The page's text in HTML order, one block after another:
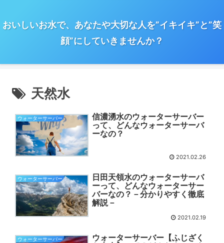
おいしいお水で、あなたや大切な人を”イキイキ”と”笑
顔”にしていきませんか？
天然水
ウォーターサーバー
信濃湧水のウォーターサーバー
って、どんなウォーターサーバ
ーなの？
2021.02.26
ウォーターサーバー
日田天領水のウォーターサーバ
ーって、どんなウォーターサー
バーなの？－分かりやすく徹底
解説－
2021.02.19
ウォーターサーバー
ウォーターサーバー【ふじざく